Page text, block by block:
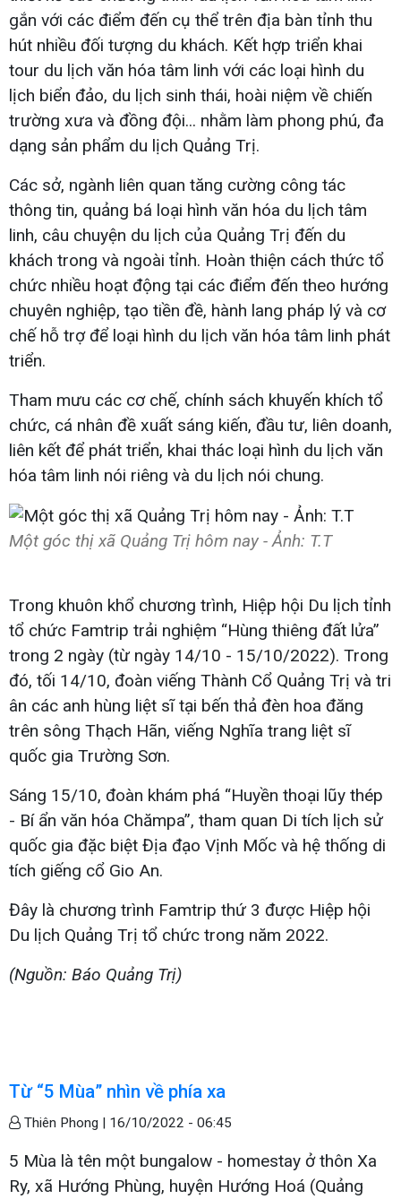
gắn với các điểm đến cụ thể trên địa bàn tỉnh thu
hút nhiều đối tượng du khách. Kết hợp triển khai
tour du lịch văn hóa tâm linh với các loại hình du
lịch biển đảo, du lịch sinh thái, hoài niệm về chiến
trường xưa và đồng đội... nhằm làm phong phú, đa
dạng sản phẩm du lịch Quảng Trị.
Các sở, ngành liên quan tăng cường công tác
thông tin, quảng bá loại hình văn hóa du lịch tâm
linh, câu chuyện du lịch của Quảng Trị đến du
khách trong và ngoài tỉnh. Hoàn thiện cách thức tổ
chức nhiều hoạt động tại các điểm đến theo hướng
chuyên nghiệp, tạo tiền đề, hành lang pháp lý và cơ
chế hỗ trợ để loại hình du lịch văn hóa tâm linh phát
triển.
Tham mưu các cơ chế, chính sách khuyến khích tổ
chức, cá nhân đề xuất sáng kiến, đầu tư, liên doanh,
liên kết để phát triển, khai thác loại hình du lịch văn
hóa tâm linh nói riêng và du lịch nói chung.
Một góc thị xã Quảng Trị hôm nay - Ảnh: T.T
Trong khuôn khổ chương trình, Hiệp hội Du lịch tỉnh
tổ chức Famtrip trải nghiệm “Hùng thiêng đất lửa”
trong 2 ngày (từ ngày 14/10 - 15/10/2022). Trong
đó, tối 14/10, đoàn viếng Thành Cổ Quảng Trị và tri
ân các anh hùng liệt sĩ tại bến thả đèn hoa đăng
trên sông Thạch Hãn, viếng Nghĩa trang liệt sĩ
quốc gia Trường Sơn.
Sáng 15/10, đoàn khám phá “Huyền thoại lũy thép
- Bí ẩn văn hóa Chămpa”, tham quan Di tích lịch sử
quốc gia đặc biệt Địa đạo Vịnh Mốc và hệ thống di
tích giếng cổ Gio An.
Đây là chương trình Famtrip thứ 3 được Hiệp hội
Du lịch Quảng Trị tổ chức trong năm 2022.
(Nguồn: Báo Quảng Trị)
Từ “5 Mùa” nhìn về phía xa
Thiên Phong | 16/10/2022 - 06:45
5 Mùa là tên một bungalow - homestay ở thôn Xa
Ry, xã Hướng Phùng, huyện Hướng Hoá (Quảng